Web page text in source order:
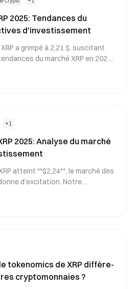
2025: Tendances du
d'investissement
a grimpé à 2,21 $, suscitant
du marché XRP en 2025.
facteurs de croissance,
de la crypto-monnaie dans le
+1
2025: Analyse du marché
atteint **$2,24**, le marché des
d'excitation. Notre
et le rôle crucial du XRP dans
tokenomics de XRP diffère-
cryptomonnaies ?